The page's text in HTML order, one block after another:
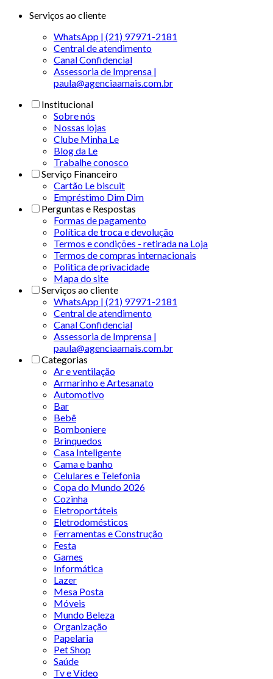
Serviços ao cliente
WhatsApp | (21) 97971-2181
Central de atendimento
Canal Confidencial
Assessoria de Imprensa |
paula@agenciaamais.com.br
Institucional
Sobre nós
Nossas lojas
Clube Minha Le
Blog da Le
Trabalhe conosco
Serviço Financeiro
Cartão Le biscuit
Empréstimo Dim Dim
Perguntas e Respostas
Formas de pagamento
Política de troca e devolução
Termos e condições - retirada na Loja
Termos de compras internacionais
Politica de privacidade
Mapa do site
Serviços ao cliente
WhatsApp | (21) 97971-2181
Central de atendimento
Canal Confidencial
Assessoria de Imprensa |
paula@agenciaamais.com.br
Categorias
Ar e ventilação
Armarinho e Artesanato
Automotivo
Bar
Bebê
Bomboniere
Brinquedos
Casa Inteligente
Cama e banho
Celulares e Telefonia
Copa do Mundo 2026
Cozinha
Eletroportáteis
Eletrodomésticos
Ferramentas e Construção
Festa
Games
Informática
Lazer
Mesa Posta
Móveis
Mundo Beleza
Organização
Papelaria
Pet Shop
Saúde
Tv e Vídeo